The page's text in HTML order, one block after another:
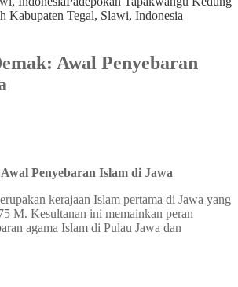
Kabupaten Tegal, Slawi, Indonesia
Awal Penyebaran
Penyebaran Islam di Jawa
kerajaan Islam pertama di Jawa yang
M. Kesultanan ini memainkan peran
agama Islam di Pulau Jawa dan